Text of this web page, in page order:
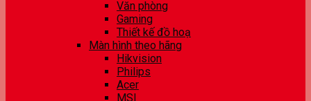
Văn phòng
Gaming
Thiết kế đồ hoạ
Màn hình theo hãng
Hikvision
Philips
Acer
MSI